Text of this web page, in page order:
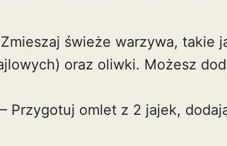
świeże warzywa, takie
oraz oliwki. Możesz
– Przygotuj omlet z 2 jajek,